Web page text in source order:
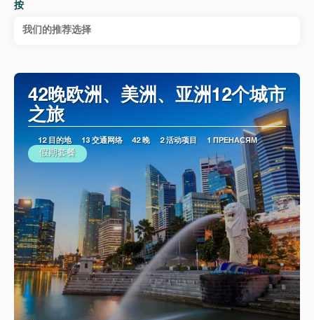
按
我们的推荐选择
42晚欧洲、美洲、亚洲12个城市
之旅
12 目的地 13 交通网络 42 晚 2 活动项目 1 ПРЕНАСЯМ
假期套餐